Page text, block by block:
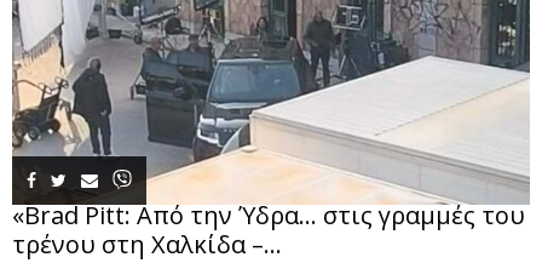
«Brad Pitt: Από την Ύδρα… στις γραμμές του
τρένου στη Χαλκίδα –...